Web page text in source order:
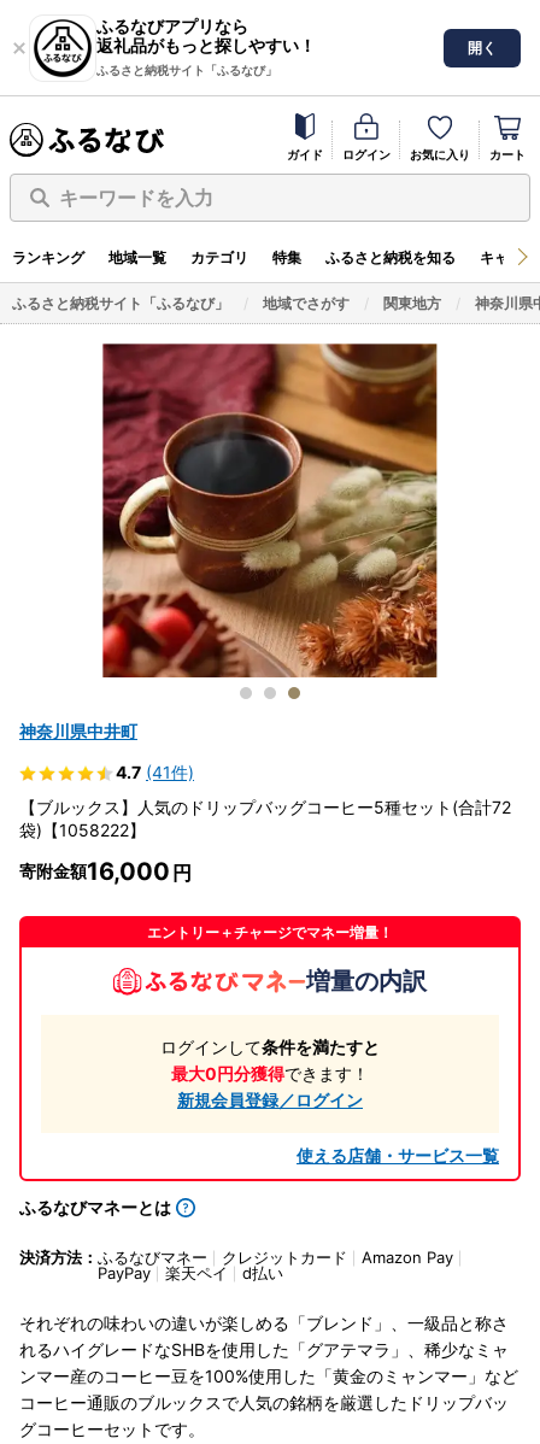
ふるなびアプリなら
返礼品がもっと探しやすい！
ふるさと納税サイト「ふるなび」
開く
ガイド ログイン お気に入り カート
キーワードを入力
ランキング 地域一覧 カテゴリ 特集 ふるさと納税を知る キャン
ふるさと納税サイト「ふるなび」 地域でさがす 関東地方 神奈川県
神奈川県中井町
4.7 (41件)
【ブルックス】人気のドリップバッグコーヒー5種セット(合計72
袋)【1058222】
寄附金額16,000
エントリー＋チャージでマネー増量！
増量の内訳
ログインして条件を満たすと
最大0円分獲得できます！
新規会員登録／ログイン
使える店舗・サービス一覧
ふるなびマネーとは
決済方法： ふるなびマネー クレジットカード
Amazon Pay
PayPay
楽天ペイ d払い
それぞれの味わいの違いが楽しめる「ブレンド」、一級品と称さ
れるハイグレードなSHBを使用した「グアテマラ」、稀少なミャ
ンマー産のコーヒー豆を100%使用した「黄金のミャンマー」など
コーヒー通販のブルックスで人気の銘柄を厳選したドリップバッ
グコーヒーセットです。